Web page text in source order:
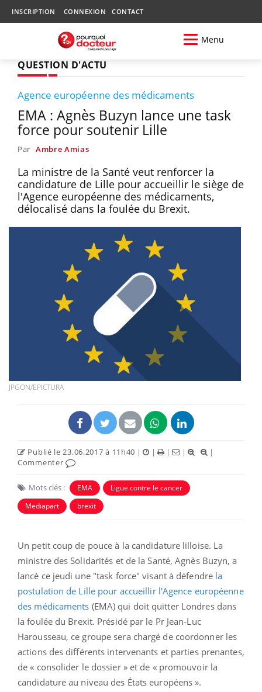
INSCRIPTION CONNEXION CONTACT
Menu
QUESTION D'ACTU
Agence européenne des médicaments
EMA : Agnès Buzyn lance une task
force pour soutenir Lille
Par Ambre Amias
La ministre de la Santé veut renforcer la
candidature de Lille pour accueillir le siège de
l'Agence européenne des médicaments,
délocalisé dans la foulée du Brexit.
JPGON/EPICTURA
Publié le 23.06.2017 à 11h40 | | | |
|
Commenter
Mots clés : EMA
Ligue contre le cancer
Mediapart
brexit
Un petit coup de pouce à la candidature lilloise. La
ministre des Solidarités et de la Santé, Agnès Buzyn, a
lancé ce jeudi une "task force" visant à défendre la
postulation de Lille pour accueillir l'Agence européenne
des médicaments (EMA) qui doit quitter Londres dans
la foulée du Brexit. Présidé par le Pr Jean-Luc
Harousseau, ce groupe sera chargé de coordonner les
actions des différents intervenants et parties prenantes,
de « consolider le dossier » et de « promouvoir la
candidature au niveau des États européens ».